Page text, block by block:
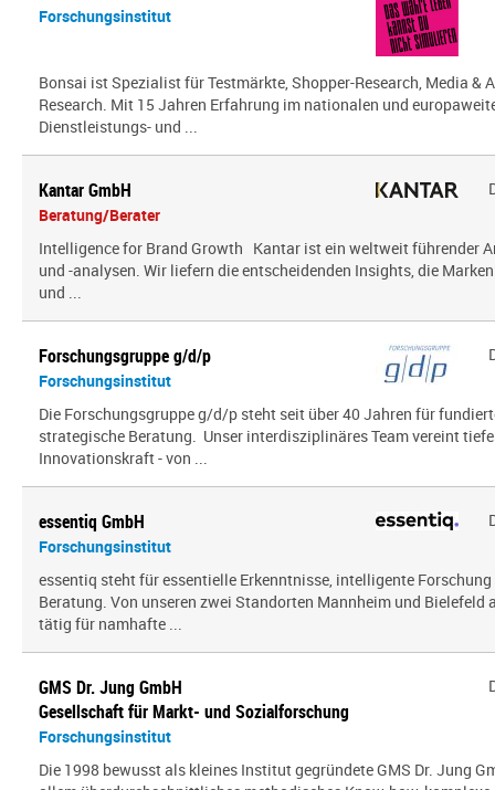
Forschungsinstitut
Bonsai ist Spezialist für Testmärkte, Shopper-Research, Media &
Research. Mit 15 Jahren Erfahrung im nationalen und
Dienstleistungs- und ...
Kantar GmbH
Beratung/Berater
Intelligence for Brand Growth Kantar ist ein weltweit führender
und -analysen. Wir liefern die entscheidenden Insights, die
und ...
Forschungsgruppe g/d/p
Forschungsinstitut
Die Forschungsgruppe g/d/p steht seit über 40 Jahren für
strategische Beratung. Unser interdisziplinäres Team vereint
Innovationskraft - von ...
essentiq GmbH
Forschungsinstitut
essentiq steht für essentielle Erkenntnisse, intelligente
Beratung. Von unseren zwei Standorten Mannheim und Bielefeld
tätig für namhafte ...
GMS Dr. Jung GmbH
Gesellschaft für Markt- und Sozialforschung
Forschungsinstitut
Die 1998 bewusst als kleines Institut gegründete GMS Dr. Jung